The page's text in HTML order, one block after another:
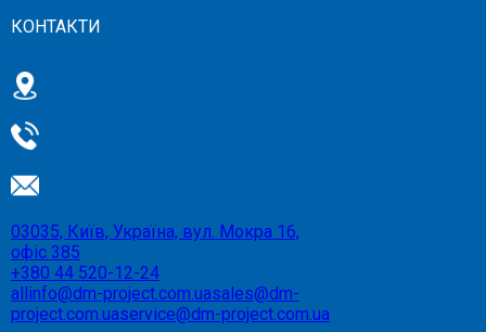
КОНТАКТИ
03035, Київ, Україна, вул. Мокра 16,
офіс 385
+380 44 520-12-24
allinfo@dm-project.com.uasales@dm-
project.com.uaservice@dm-project.com.ua